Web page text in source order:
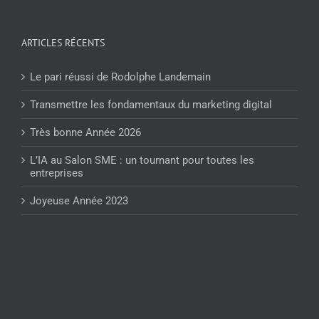
ARTICLES RÉCENTS
Le pari réussi de Rodolphe Landemain
Transmettre les fondamentaux du marketing digital
Très bonne Année 2026
L’IA au Salon SME : un tournant pour toutes les
entreprises
Joyeuse Année 2023